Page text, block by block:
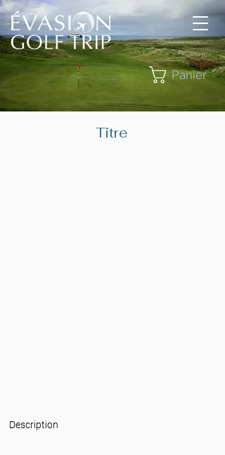
Panier
Titre
Description